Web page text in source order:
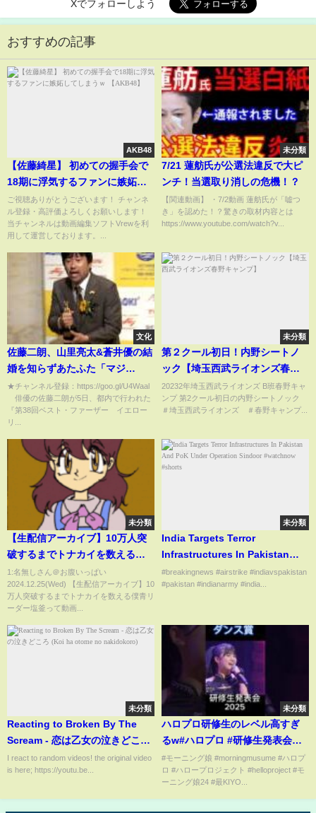
Xでフォローしよう
おすすめの記事
AKB48
【佐藤綺星】 初めての握手会で
18期に浮気するファンに嫉妬し
てしまうｗ 【AKB48】
ご視聴ありがとうございます！ チャンネ
ル登録・高評価よろしくお願いします！
当チャンネルは動画編集ソフトVrewを利
用して運営しております。...
未分類
7/21 蓮舫氏が公選法違反で大ピ
ンチ！当選取り消しの危機！？
【関連動画】 ・7/2動画 蓮舫氏が「嘘つ
き」を認めた！？驚きの取材内容とは
https://www.youtube.com/watch?v...
文化
佐藤二朗、山里亮太&蒼井優の結
婚を知らずあたふた「マジ
で！？知らなかった！」 『第
38回ベスト・ファーザー イエ
ローリボン賞』授賞式
★チャンネル登録：https://goo.gl/U4Waal
俳優の佐藤二朗が5日、都内で行われた
『第38回ベスト・ファーザー イエロー
リ...
未分類
第２クール初日！内野シートノ
ック【埼玉西武ライオンズ春野
キャンプ】
20232年埼玉西武ライオンズ B班春野キャ
ンプ 第2クール初日の内野シートノック
＃埼玉西武ライオンズ ＃春野キャンプ...
未分類
【生配信アーカイブ】10万人突
破するまでトナカイを数える僕
青リーダー塩釜
1:名無しさん＠お腹いっぱい
2024.12.25(Wed) 【生配信アーカイブ】10
万人突破するまでトナカイを数える僕青リ
ーダー塩釜って動画...
未分類
India Targets Terror
Infrastructures In Pakistan
And PoK Under Operation
Sindoor #watchnow #shorts
#breakingnews #airstrike #indiavspakistan
#pakistan #indianarmy #india...
未分類
Reacting to Broken By The
Scream - 恋は乙女の泣きどころ
(Koi ha otome no nakidokoro)
I react to random videos! the original video
is here; https://youtu.be...
未分類
ハロプロ研修生のレベル高すぎ
るw#ハロプロ #研修生発表会
#helloprojec
#モーニング娘 #morningmusume #ハロプ
ロ #ハロープロジェクト #helloproject #モ
ーニング娘24 #最KIYO...